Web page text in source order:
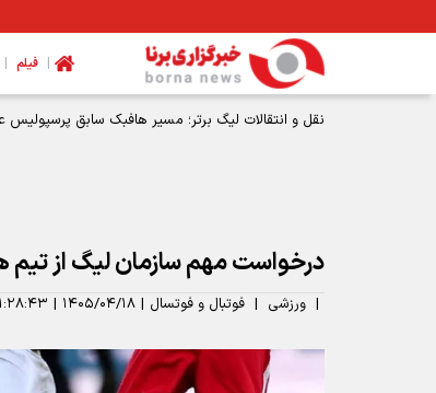
| فیلم |
نقل و انتقالات لیگ برتر؛ مسیر هافبک سابق
درخواست مهم سازمان لیگ از
| ورزشی | فوتبال و فوتسال | ۱۴۰۵/۰۴/۱۸ |